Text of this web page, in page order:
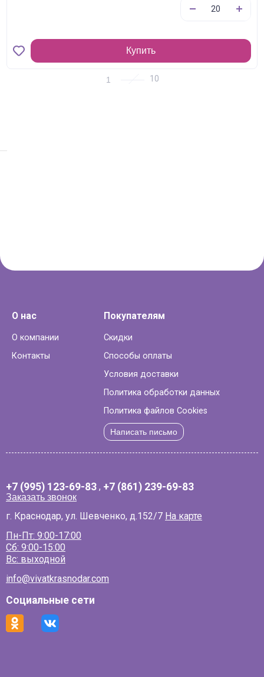
Купить
1
О нас
О компании
Контакты
Покупателям
Скидки
Способы оплаты
Условия доставки
Политика обработки данных
Политика файлов Cookies
Написать письмо
+7 (995) 123-69-83 , +7 (861) 239-69-83
Заказать звонок
г. Краснодар, ул. Шевченко, д.152/7 На карте
Пн-Пт: 9:00-17:00
Сб: 9:00-15:00
Вс: выходной
info@vivatkrasnodar.com
Социальные сети